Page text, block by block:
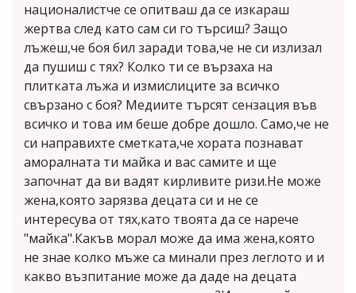
националистче се опитваш да се изкараш
жертва след като сам си го търсиш? Защо
лъжеш,че боя бил заради това,че не си излизал
да пушиш с тях? Колко ти се вързаха на
плитката лъжа и измислиците за всичко
свързано с боя? Медиите търсят сензация във
всичко и това им беше добре дошло. Само,че не
си направихте сметката,че хората познават
аморалната ти майка и вас самите и ще
започнат да ви вадят кирливите ризи.Не може
жена,която зарязва децата си и не се
интересува от тях,като твоята да се нарече
"майка".Какъв морал може да има жена,която
не знае колко мъже са минали през леглото и и
какво възпитание може да даде на децата